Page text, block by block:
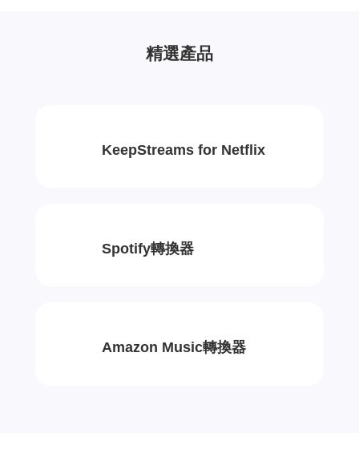
精選產品
KeepStreams for Netflix
Spotify轉換器
Amazon Music轉換器